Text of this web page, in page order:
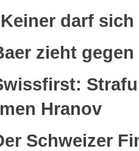
darf
zieht
Hranov
Schweizer